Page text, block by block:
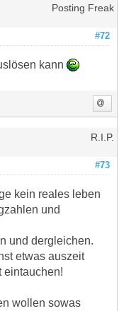
Posting Freak
#72
kann
R.I.P.
#73
kein reales leben
und
und dergleichen.
etwas auszeit
eintauchen!
wollen sowas